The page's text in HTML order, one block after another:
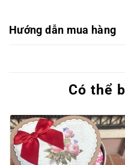
Hướng dẫn mua hàng
Có thể